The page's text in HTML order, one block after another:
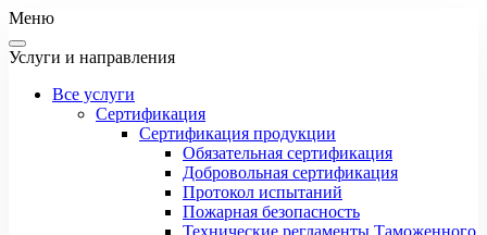
Меню
Услуги и направления
Все услуги
Сертификация
Сертификация продукции
Обязательная сертификация
Добровольная сертификация
Протокол испытаний
Пожарная безопасность
Технические регламенты Таможенного